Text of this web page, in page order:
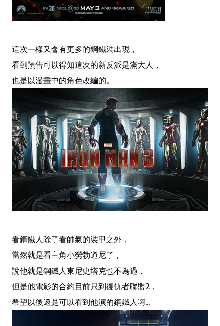
這次一樣又會有更多的鋼鐵裝出現，
看到預告可以得知這次的新反派是滿大人，
也是以漫畫中的角色改編的。
看鋼鐵人除了看帥氣的裝甲之外，
當然就是看主角小勞勃道尼了，
說他就是鋼鐵人東尼史塔克也不為過，
但是他電影的合約目前只到復仇者聯盟2，
希望以後還是可以看到他演的鋼鐵人啊...